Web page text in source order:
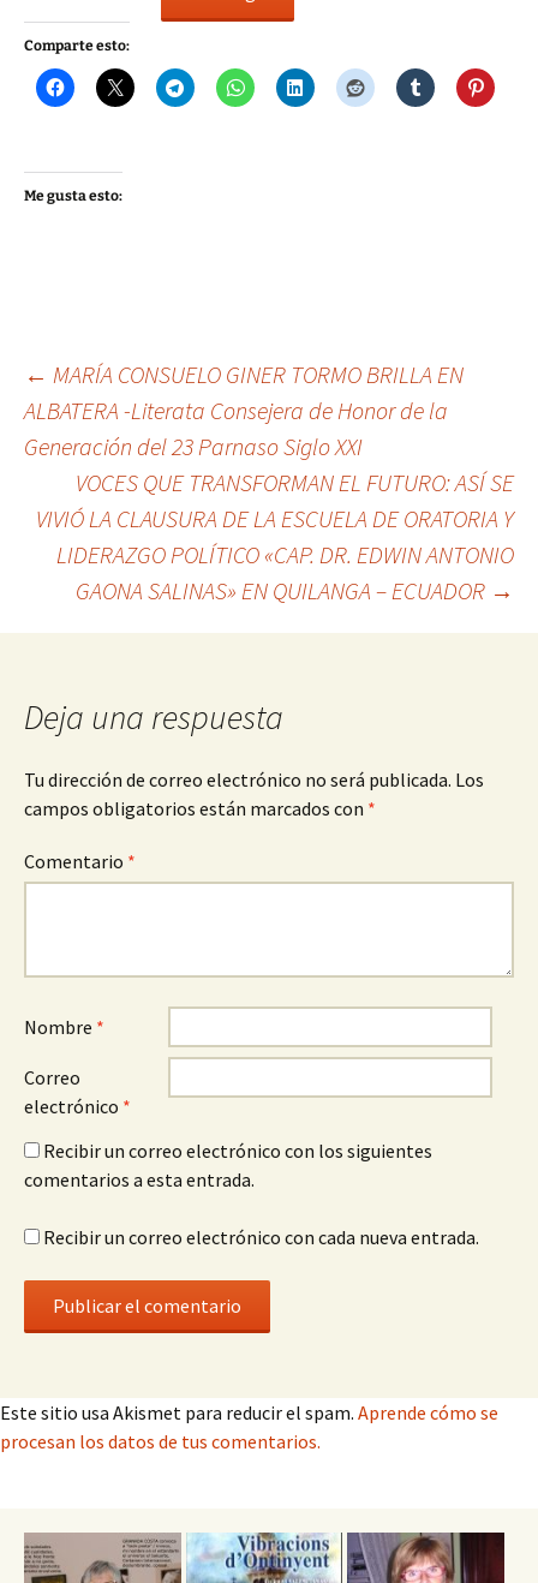
Comparte esto:
Me gusta esto:
Navegación
de
entradas
← MARÍA CONSUELO GINER TORMO BRILLA EN
ALBATERA -Literata Consejera de Honor de la
Generación del 23 Parnaso Siglo XXI
VOCES QUE TRANSFORMAN EL FUTURO: ASÍ SE
VIVIÓ LA CLAUSURA DE LA ESCUELA DE ORATORIA Y
LIDERAZGO POLÍTICO «CAP. DR. EDWIN ANTONIO
GAONA SALINAS» EN QUILANGA – ECUADOR →
Deja una respuesta
Tu dirección de correo electrónico no será publicada. Los
campos obligatorios están marcados con *
Comentario *
Nombre *
Correo
electrónico *
Recibir un correo electrónico con los siguientes
comentarios a esta entrada.
Recibir un correo electrónico con cada nueva entrada.
Este sitio usa Akismet para reducir el spam. Aprende cómo se
procesan los datos de tus comentarios.